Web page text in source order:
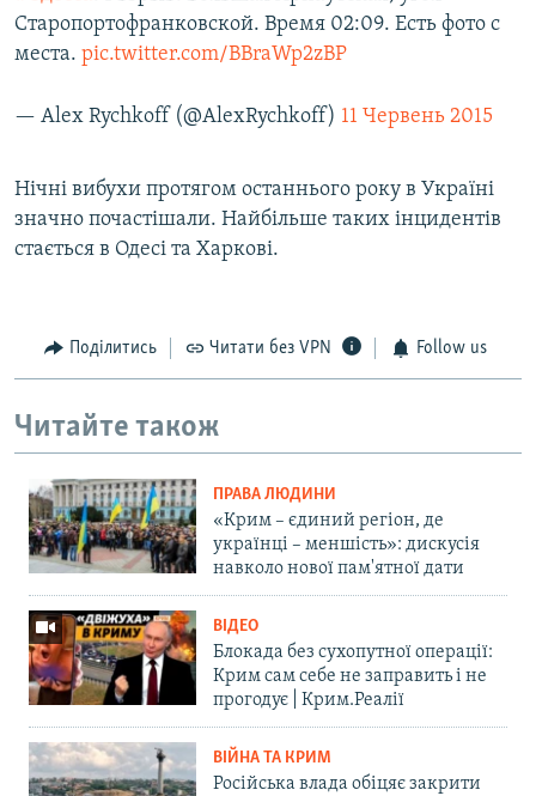
Старопортофранковской. Время 02:09. Есть фото с
места. pic.twitter.com/BBraWp2zBP
— Alex Rychkoff (@AlexRychkoff) 11 Червень 2015
Нічні вибухи протягом останнього року в Україні
значно почастішали. Найбільше таких інцидентів
стається в Одесі та Харкові.
Поділитись Читати без VPN Follow us
Читайте також
ПРАВА ЛЮДИНИ
«Крим – єдиний регіон, де
українці – меншість»: дискусія
навколо нової пам'ятної дати
ВІДЕО
Блокада без сухопутної операції:
Крим сам себе не заправить і не
прогодує | Крим.Реалії
ВІЙНА ТА КРИМ
Російська влада обіцяє закрити